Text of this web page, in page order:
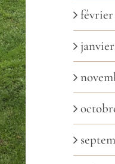
février
janvier